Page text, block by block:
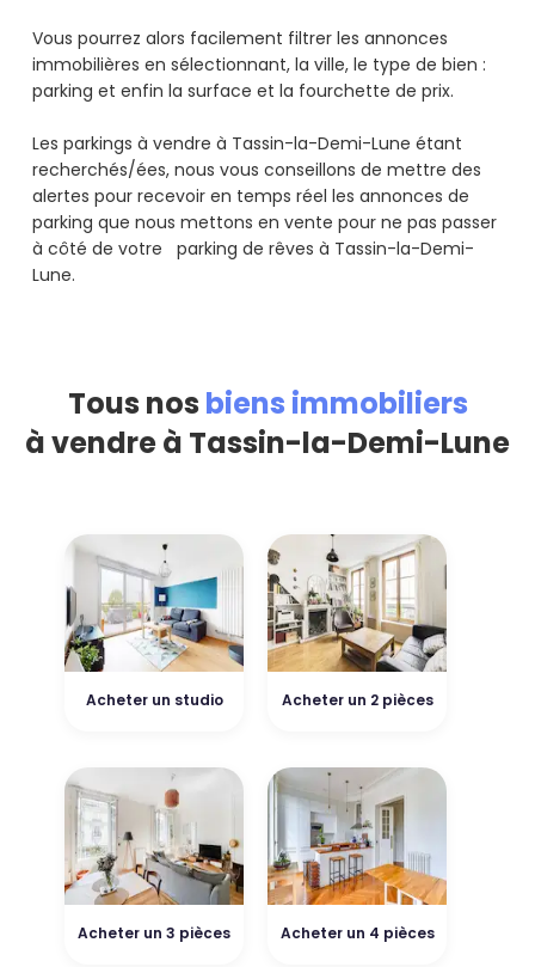
Vous pourrez alors facilement filtrer les annonces
immobilières en sélectionnant, la ville, le type de bien :
parking et enfin la surface et la fourchette de prix.
Les parkings à vendre à Tassin-la-Demi-Lune étant
recherchés/ées, nous vous conseillons de mettre des
alertes pour recevoir en temps réel les annonces de
parking que nous mettons en vente pour ne pas passer
à côté de votre parking de rêves à Tassin-la-Demi-
Lune.
Tous nos biens immobiliers
à vendre à Tassin-la-Demi-Lune
Acheter un studio Acheter un 2 pièces
Acheter un 3 pièces Acheter un 4 pièces